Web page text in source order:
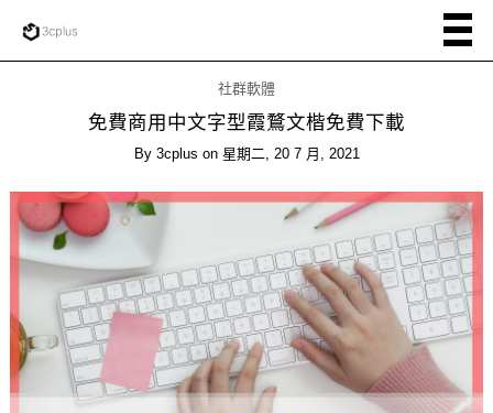
社群軟體
免費商用中文字型霞鶩文楷免費下載
By 3cplus on 星期二, 20 7 月, 2021